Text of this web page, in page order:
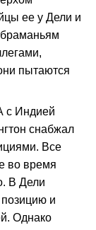
ее у Дели и
пытаются
с Индией
снабжал
Все
во время
В Дели
и
Однако